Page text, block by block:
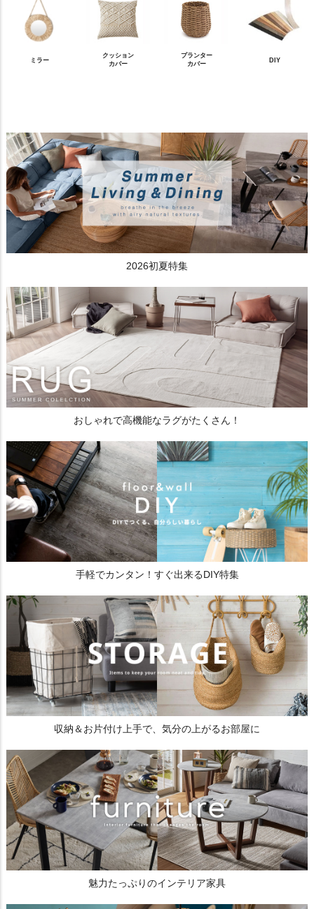
ミラー
クッション
カバー
プランター
カバー
DIY
2026初夏特集
おしゃれで高機能なラグがたくさん！
手軽でカンタン！すぐ出来るDIY特集
収納＆お片付け上手で、気分の上がるお部屋に
魅力たっぷりのインテリア家具